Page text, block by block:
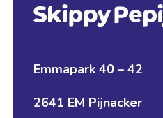
Emmapark 40 – 42
2641 EM Pijnacker